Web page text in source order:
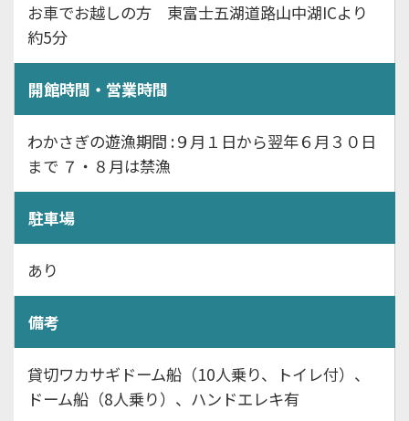
お車でお越しの方 東富士五湖道路山中湖ICより
約5分
開館時間・営業時間
わかさぎの遊漁期間 :９月１日から翌年６月３０日
まで ７・８月は禁漁
駐車場
あり
備考
貸切ワカサギドーム船（10人乗り、トイレ付）、
ドーム船（8人乗り）、ハンドエレキ有